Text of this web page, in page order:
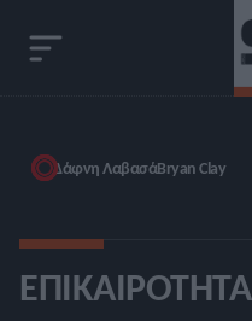
Δάφνη ΛαβασάBryan Clay
ΕΠΙΚΑΙΡΌΤΗΤΑ